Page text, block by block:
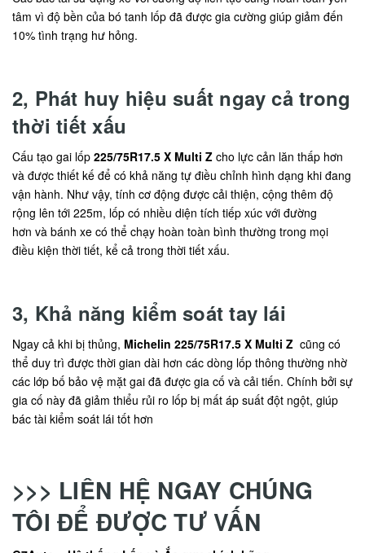
tâm vì độ bền của bó tanh lốp đã được gia cường giúp giảm đến
10% tình trạng hư hỏng.
2, Phát huy hiệu suất ngay cả trong
thời tiết xấu
Cấu tạo gai lốp 225/75R17.5 X Multi Z cho lực cản lăn thấp hơn
và được thiết kế để có khả năng tự điều chỉnh hình dạng khi đang
vận hành. Như vậy, tính cơ động được cải thiện, cộng thêm độ
rộng lên tới 225m, lốp có nhiều diện tích tiếp xúc với đường
hơn và bánh xe có thể chạy hoàn toàn bình thường trong mọi
điều kiện thời tiết, kể cả trong thời tiết xấu.
3, Khả năng kiểm soát tay lái
Ngay cả khi bị thủng, Michelin 225/75R17.5 X Multi Z cũng có
thể duy trì được thời gian dài hơn các dòng lốp thông thường nhờ
các lớp bố bảo vệ mặt gai đã được gia cố và cải tiến. Chính bởi sự
gia cố này đã giảm thiểu rủi ro lốp bị mất áp suất đột ngột, giúp
bác tài kiểm soát lái tốt hơn
>>> LIÊN HỆ NGAY CHÚNG
TÔI ĐỂ ĐƯỢC TƯ VẤN